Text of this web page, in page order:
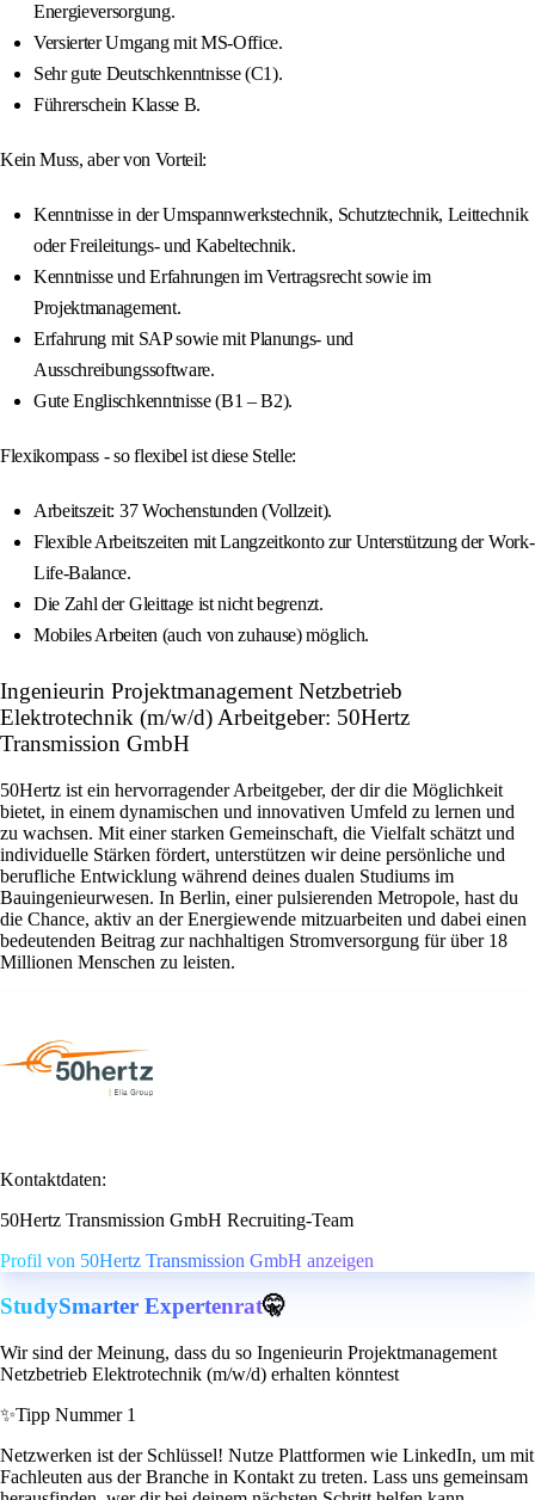
Energieversorgung.
Versierter Umgang mit MS-Office.
Sehr gute Deutschkenntnisse (C1).
Führerschein Klasse B.
Kein Muss, aber von Vorteil:
Kenntnisse in der Umspannwerkstechnik, Schutztechnik, Leittechnik
oder Freileitungs- und Kabeltechnik.
Kenntnisse und Erfahrungen im Vertragsrecht sowie im
Projektmanagement.
Erfahrung mit SAP sowie mit Planungs- und
Ausschreibungssoftware.
Gute Englischkenntnisse (B1 – B2).
Flexikompass - so flexibel ist diese Stelle:
Arbeitszeit: 37 Wochenstunden (Vollzeit).
Flexible Arbeitszeiten mit Langzeitkonto zur Unterstützung der Work-
Life-Balance.
Die Zahl der Gleittage ist nicht begrenzt.
Mobiles Arbeiten (auch von zuhause) möglich.
Ingenieurin Projektmanagement Netzbetrieb
Elektrotechnik (m/w/d) Arbeitgeber: 50Hertz
Transmission GmbH
50Hertz ist ein hervorragender Arbeitgeber, der dir die Möglichkeit
bietet, in einem dynamischen und innovativen Umfeld zu lernen und
zu wachsen. Mit einer starken Gemeinschaft, die Vielfalt schätzt und
individuelle Stärken fördert, unterstützen wir deine persönliche und
berufliche Entwicklung während deines dualen Studiums im
Bauingenieurwesen. In Berlin, einer pulsierenden Metropole, hast du
die Chance, aktiv an der Energiewende mitzuarbeiten und dabei einen
bedeutenden Beitrag zur nachhaltigen Stromversorgung für über 18
Millionen Menschen zu leisten.
Kontaktdaten:
50Hertz Transmission GmbH Recruiting-Team
Profil von 50Hertz Transmission GmbH anzeigen
StudySmarter Expertenrat🤫
Wir sind der Meinung, dass du so Ingenieurin Projektmanagement
Netzbetrieb Elektrotechnik (m/w/d) erhalten könntest
✨Tipp Nummer 1
Netzwerken ist der Schlüssel! Nutze Plattformen wie LinkedIn, um mit
Fachleuten aus der Branche in Kontakt zu treten. Lass uns gemeinsam